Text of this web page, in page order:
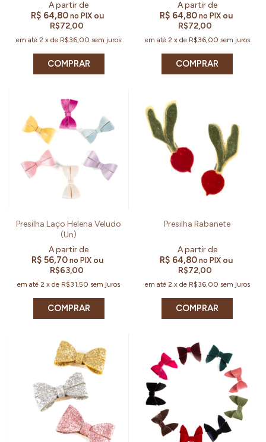
R$ 64,80 no PIX ou
R$72,00
em até2 xde R$36,00 sem juros
COMPRAR
R$ 64,80no PIX ou
R$72,00
em até 2 x de R$36,00 sem juros
COMPRAR
Presilha Laço Helena Veludo
(Un)
R$ 56,70 no PIX ou
R$63,00
em até2 xde R$31,50 sem juros
COMPRAR
Presilha Rabanete
R$ 64,80no PIX ou
R$72,00
em até 2 x de R$36,00 sem juros
COMPRAR